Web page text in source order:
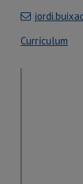
Currículum